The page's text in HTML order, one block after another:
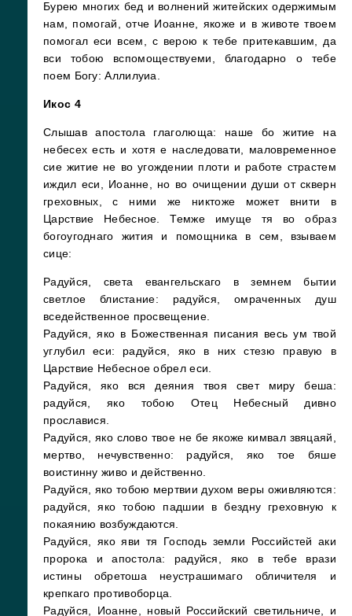
Бурею многих бед и волнений житейских одержимым
нам, помогай, отче Иоанне, якоже и в животе твоем
помогал еси всем, с верою к тебе притекавшим, да
вси тобою вспомоществуеми, благодарно о тебе
поем Богу: Аллилуиа.
Икос 4
Слышав апостола глаголюща: наше бо житие на
небесех есть и хотя е наследовати, маловременное
сие житие не во угождении плоти и работе страстем
иждил еси, Иоанне, но во очищении души от скверн
греховных, с ними же никтоже может внити в
Царствие Небесное. Темже имуще тя во образ
богоугоднаго жития и помощника в сем, взываем
сице:
Радуйся, света евангельскаго в земнем бытии
светлое блистание: радуйся, омраченных душ
вседейственное просвещение.
Радуйся, яко в Божественная писания весь ум твой
углубил еси: радуйся, яко в них стезю правую в
Царствие Небесное обрел еси.
Радуйся, яко вся деяния твоя свет миру беша:
радуйся, яко тобою Отец Небесный дивно
прославися.
Радуйся, яко слово твое не бе якоже кимвал звяцаяй,
мертво, нечувственно: радуйся, яко тое бяше
воистинну живо и действенно.
Радуйся, яко тобою мертвии духом веры оживляются:
радуйся, яко тобою падшии в бездну греховную к
покаянию возбуждаются.
Радуйся, яко яви тя Господь земли Российстей аки
пророка и апостола: радуйся, яко в тебе врази
истины обретоша неустрашимаго обличителя и
крепкаго противоборца.
Радуйся, Иоанне, новый Российский светильниче, и